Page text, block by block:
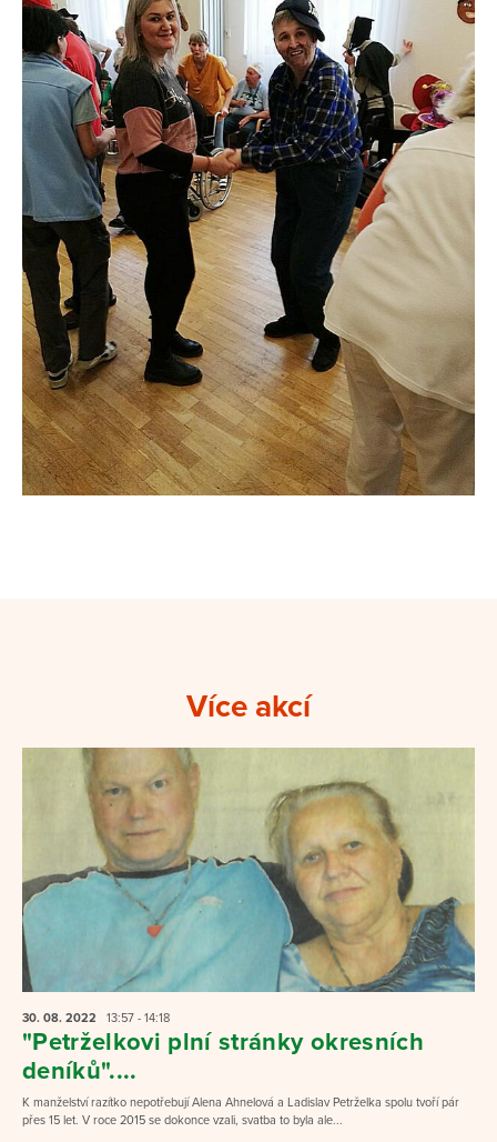
Více akcí
30. 08. 2022 13:57 - 14:18
"Petrželkovi plní stránky okresních
deníků"....
K manželství razítko nepotřebují Alena Ahnelová a Ladislav Petrželka spolu tvoří pár
přes 15 let. V roce 2015 se dokonce vzali, svatba to byla ale...